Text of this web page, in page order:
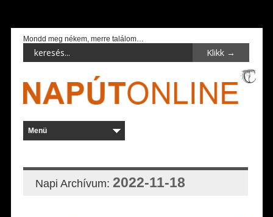
Mondd meg nékem, merre találom…
Napi Archívum: 2022-11-18